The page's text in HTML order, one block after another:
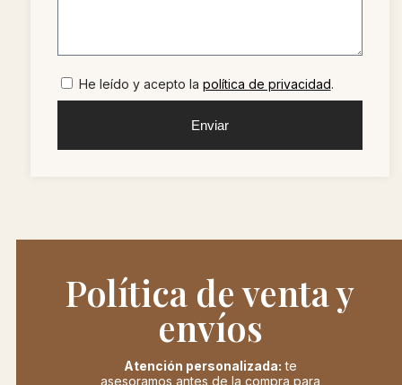
He leído y acepto la política de privacidad.
Enviar
Política de venta y
envíos
Atención personalizada: te
asesoramos antes de la compra para